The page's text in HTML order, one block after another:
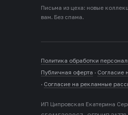
Письма из цеха: новые
вам. Без спама.
Политика обработки
Публичная оферта · Согласие
· Согласие на рекламные
ИП Ципровская Екатерина